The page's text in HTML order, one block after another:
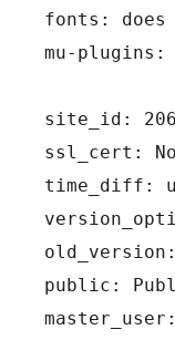
fonts:
mu-
site_id:
ssl_cert: No
time_diff:
public: